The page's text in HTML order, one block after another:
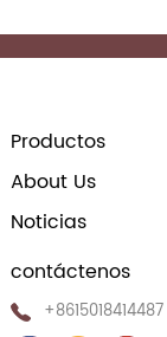
Productos
About Us
Noticias
contáctenos
+8615018414487